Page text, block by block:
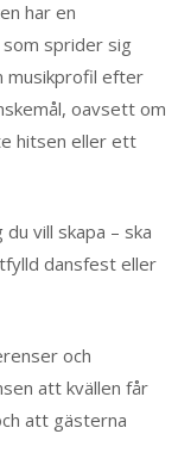
har en
sprider sig
musikprofil efter
oavsett om
hitsen eller ett
vill skapa – ska
dansfest eller
och
att kvällen får
att gästerna